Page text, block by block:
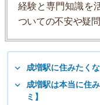
経験と専門知識を
ついての不安や疑
成増駅に住みたく
成増駅は本当に住
ミ】